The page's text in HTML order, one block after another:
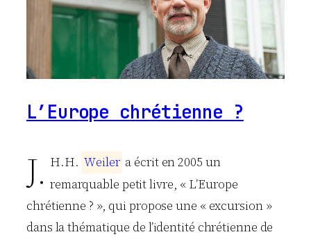
L’Europe chrétienne ?
J. H.H. Weiler a écrit en 2005 un
remarquable petit livre, « L’Europe
chrétienne ? », qui propose une « excursion »
dans la thématique de l’identité chrétienne de